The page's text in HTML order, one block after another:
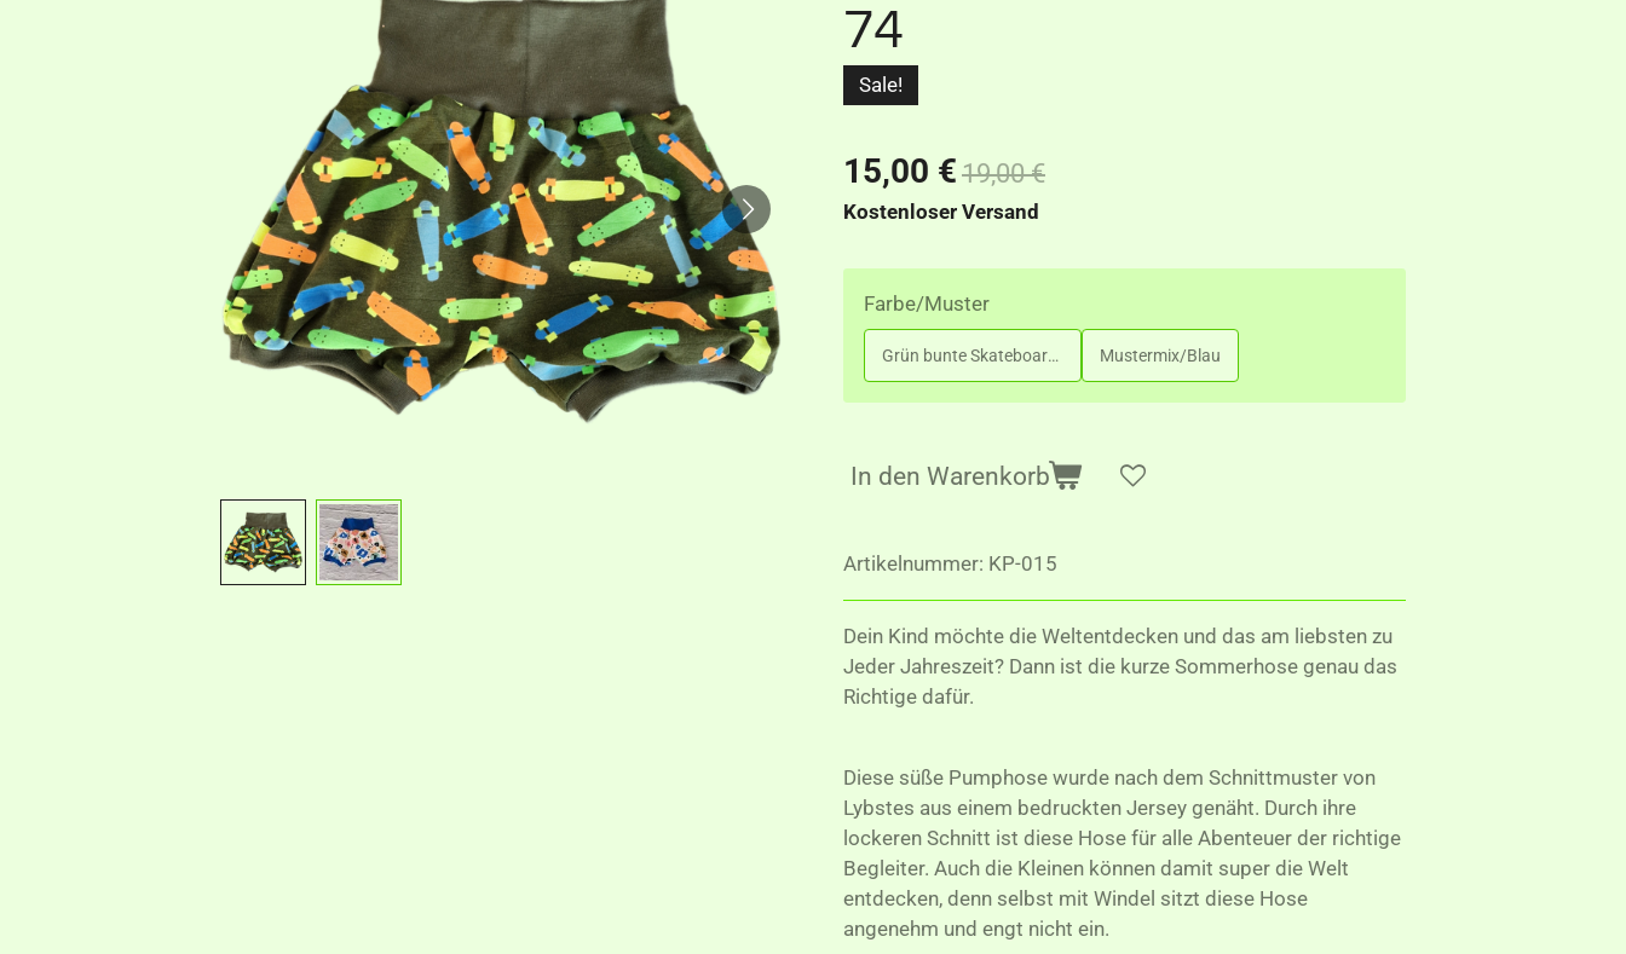
74
Sale!
15,00 € 19,00 €
Kostenloser Versand
Farbe/Muster
Grün bunte Skateboards Mustermix/Blau
In den Warenkorb
Artikelnummer: KP-015
Dein Kind möchte die Weltentdecken und das am liebsten zu
Jeder Jahreszeit? Dann ist die kurze Sommerhose genau das
Richtige dafür.
Diese süße Pumphose wurde nach dem Schnittmuster von
Lybstes aus einem bedruckten Jersey genäht. Durch ihre
lockeren Schnitt ist diese Hose für alle Abenteuer der richtige
Begleiter. Auch die Kleinen können damit super die Welt
entdecken, denn selbst mit Windel sitzt diese Hose
angenehm und engt nicht ein.